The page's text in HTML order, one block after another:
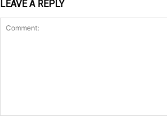
LEAVE A REPLY